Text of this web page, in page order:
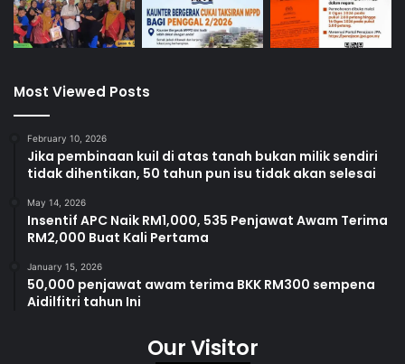
Most Viewed Posts
February 10, 2026
Jika pembinaan kuil di atas tanah bukan milik sendiri
tidak dihentikan, 50 tahun pun isu tidak akan selesai
May 14, 2026
Insentif APC Naik RM1,000, 535 Penjawat Awam Terima
RM2,000 Buat Kali Pertama
January 15, 2026
50,000 penjawat awam terima BKK RM300 sempena
Aidilfitri tahun Ini
Our Visitor